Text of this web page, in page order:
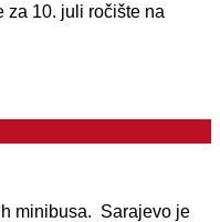
za 10. juli ročište na
minibusa. Sarajevo je